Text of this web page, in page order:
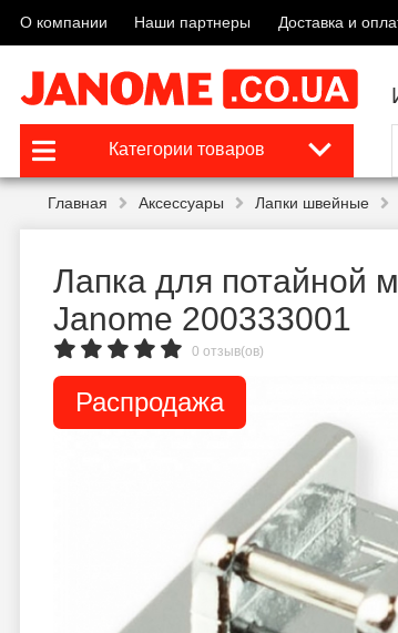
О компании Наши партнеры Доставка и
Категории товаров
Главная Аксессуары Лапки швейные
Лапка для потайной
Janome 200333001
0 отзыв(ов)
Распродажа